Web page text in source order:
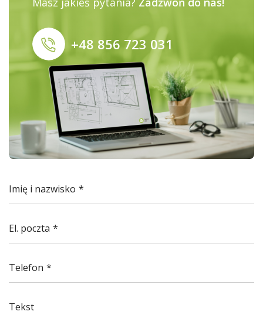
+48 856 723 031
Imię i nazwisko
El. poczta
Telefon
Tekst